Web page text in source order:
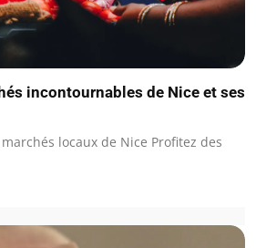
incontournables de Nice et ses
marchés locaux de Nice Profitez des